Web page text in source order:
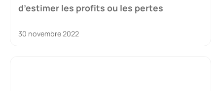
d’estimer les profits ou les pertes
30 novembre 2022